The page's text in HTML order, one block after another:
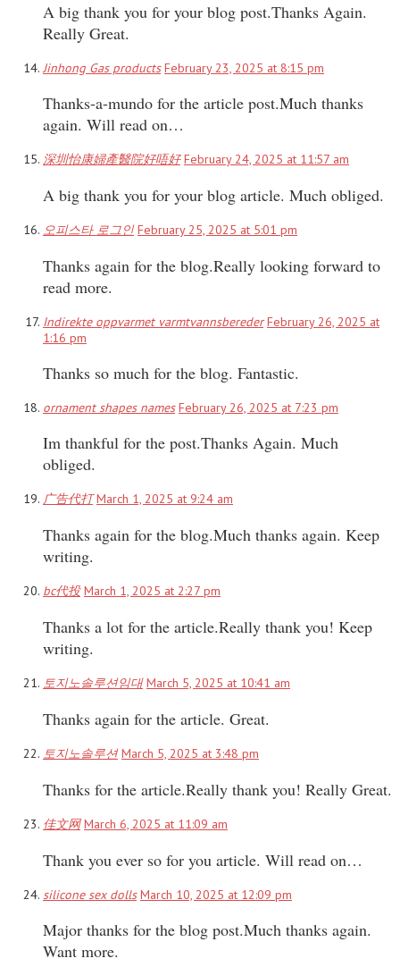
A big thank you for your blog post.Thanks Again.
Really Great.
Jinhong Gas products February 23, 2025 at 8:15 pm
Thanks-a-mundo for the article post.Much thanks
again. Will read on…
深圳怡康婦產醫院好唔好 February 24, 2025 at 11:57 am
A big thank you for your blog article. Much obliged.
오피스타 로그인 February 25, 2025 at 5:01 pm
Thanks again for the blog.Really looking forward to
read more.
Indirekte oppvarmet varmtvannsbereder February 26, 2025 at
1:16 pm
Thanks so much for the blog. Fantastic.
ornament shapes names February 26, 2025 at 7:23 pm
Im thankful for the post.Thanks Again. Much
obliged.
广告代打 March 1, 2025 at 9:24 am
Thanks again for the blog.Much thanks again. Keep
writing.
bc代投 March 1, 2025 at 2:27 pm
Thanks a lot for the article.Really thank you! Keep
writing.
토지노솔루션임대 March 5, 2025 at 10:41 am
Thanks again for the article. Great.
토지노솔루션 March 5, 2025 at 3:48 pm
Thanks for the article.Really thank you! Really Great.
佳文网 March 6, 2025 at 11:09 am
Thank you ever so for you article. Will read on…
silicone sex dolls March 10, 2025 at 12:09 pm
Major thanks for the blog post.Much thanks again.
Want more.